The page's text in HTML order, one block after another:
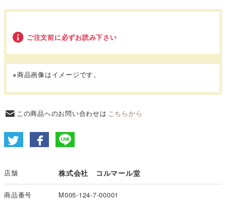
ご注文前に必ずお読み下さい
※商品画像はイメージです。
この商品へのお問い合わせは こちらから
店舗 株式会社 コルマール堂
商品番号 M005-124-7-00001